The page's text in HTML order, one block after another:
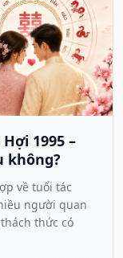
1995 –
không?
về tuổi tác
người quan
thức có